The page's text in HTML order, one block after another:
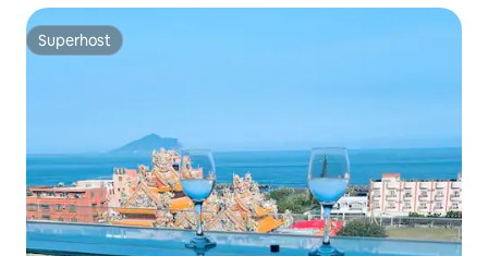
interno.Piscina, bicicleta, TV 4K de 65 polegadas, quarto
de 15 metros quadrados, 300 metros do mar
Superhost
Superhost